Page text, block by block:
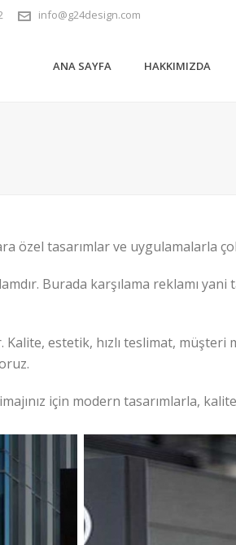
info@g24design.com
ANA SAYFA HAKKIMIZDA
özel tasarımlar ve uygulamalarla
Burada karşılama reklamı
Kalite, estetik, hızlı teslimat,
için modern tasarımlarla,